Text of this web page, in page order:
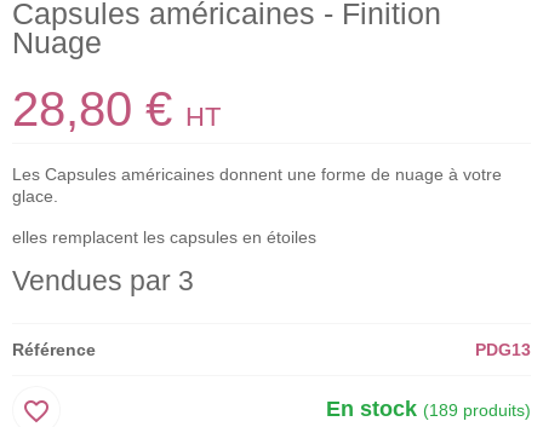
Capsules américaines - Finition
Nuage
28,80 € HT
Les Capsules américaines donnent une forme de nuage à votre
glace.
elles remplacent les capsules en étoiles
Vendues par 3
Référence PDG13
En stock (189 produits)
favorite_border